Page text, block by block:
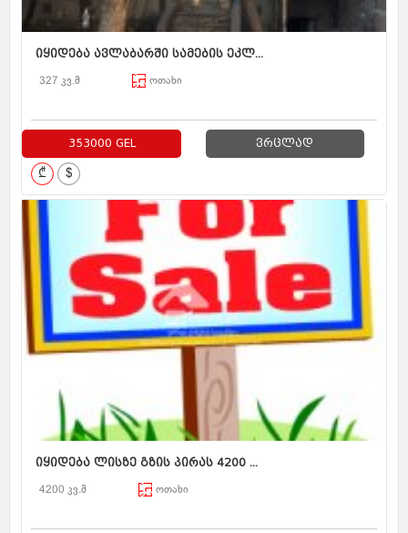
იყიდება ავლაბარში სამების ეკლ...
327 კვ.მ ოთახი
353000 GEL ვრცლად
₾ $
იყიდება ლისზე გზის პირას 4200 ...
4200 კვ.მ ოთახი